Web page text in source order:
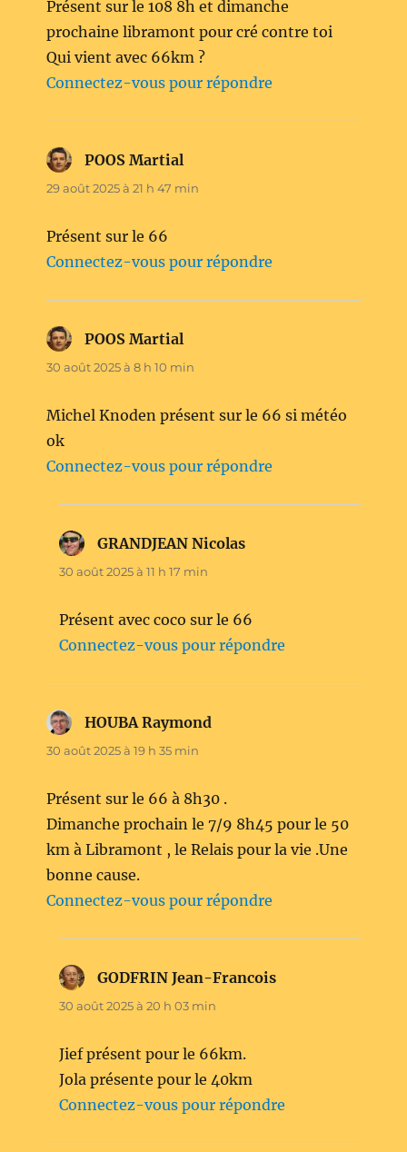
Présent sur le 108 8h et dimanche
prochaine libramont pour cré contre toi
Qui vient avec 66km ?
Connectez-vous pour répondre
POOS Martial
29 août 2025 à 21 h 47 min
Présent sur le 66
Connectez-vous pour répondre
POOS Martial
30 août 2025 à 8 h 10 min
Michel Knoden présent sur le 66 si météo
ok
Connectez-vous pour répondre
GRANDJEAN Nicolas
30 août 2025 à 11 h 17 min
Présent avec coco sur le 66
Connectez-vous pour répondre
HOUBA Raymond
30 août 2025 à 19 h 35 min
Présent sur le 66 à 8h30 .
Dimanche prochain le 7/9 8h45 pour le 50
km à Libramont , le Relais pour la vie .Une
bonne cause.
Connectez-vous pour répondre
GODFRIN Jean-Francois
30 août 2025 à 20 h 03 min
Jief présent pour le 66km.
Jola présente pour le 40km
Connectez-vous pour répondre